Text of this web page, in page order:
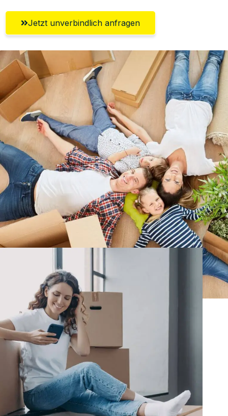
Jetzt unverbindlich anfragen